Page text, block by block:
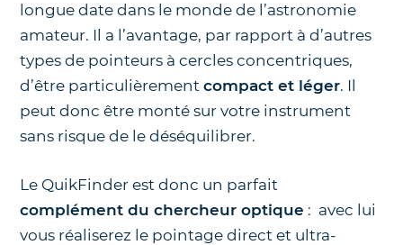
longue date dans le monde de l’astronomie
amateur. Il a l’avantage, par rapport à d’autres
types de pointeurs à cercles concentriques,
d’être particulièrementcompact et léger. Il
peut donc être monté sur votre instrument
sans risque de le déséquilibrer.
Le QuikFinder est donc un parfait
complément du chercheur optique : avec lui
vous réaliserez le pointage direct et ultra-